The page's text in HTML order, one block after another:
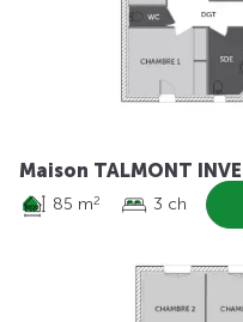
Maison TALMONT
85 m2 3 ch